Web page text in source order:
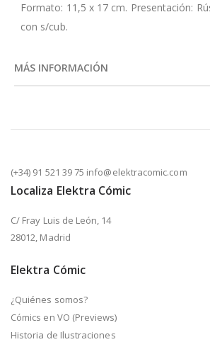
Formato: 11,5 x 17 cm. Presentación:
con s/cub.
MÁS INFORMACIÓN
(+34) 91 521 39 75 info@elektracomic.com
Localiza Elektra Cómic
C/ Fray Luis de León, 14
28012, Madrid
Elektra Cómic
¿Quiénes somos?
Cómics en VO (Previews)
Historia de Ilustraciones